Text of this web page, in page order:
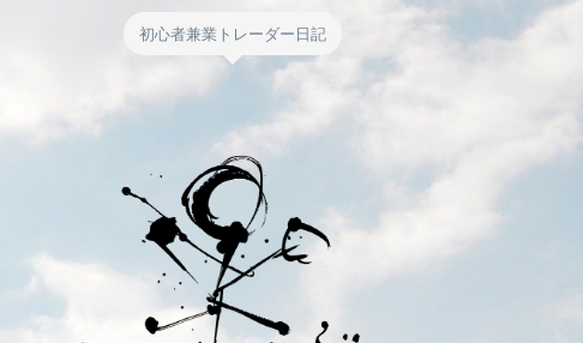
初心者兼業トレーダー日記